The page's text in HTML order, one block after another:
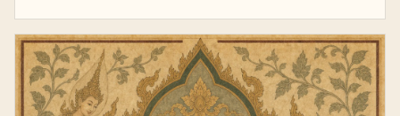
de que la técnica se convierta en una rutina.